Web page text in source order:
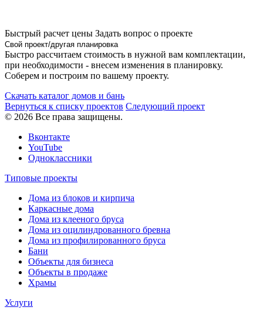
Быстрый расчет цены Задать вопрос о проекте
Свой проект/другая планировка
Быстро рассчитаем стоимость в нужной вам комплектации,
при необходимости - внесем изменения в планировку.
Соберем и построим по вашему проекту.
Скачать каталог домов и бань
Вернуться к списку проектов Следующий проект
© 2026 Все права защищены.
Вконтакте
YouTube
Одноклассники
Типовые проекты
Дома из блоков и кирпича
Каркасные дома
Дома из клееного бруса
Дома из оцилиндрованного бревна
Дома из профилированного бруса
Бани
Объекты для бизнеса
Объекты в продаже
Храмы
Услуги